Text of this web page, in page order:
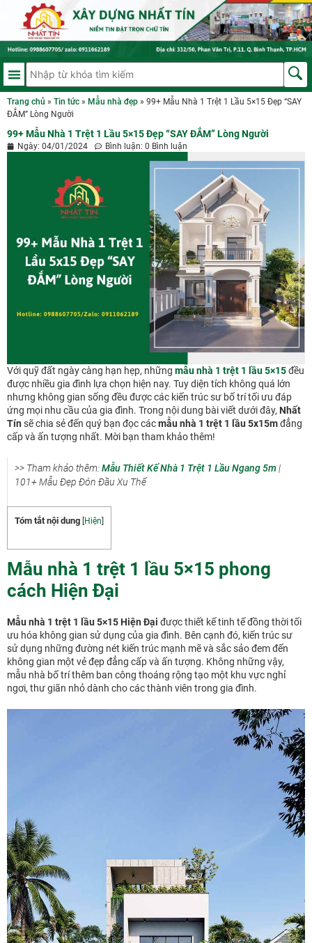
Trang chủ » Tin tức » Mẫu nhà đẹp » 99+ Mẫu Nhà 1 Trệt 1 Lầu 5×15 Đẹp “SAY
ĐẮM” Lòng Người
99+ Mẫu Nhà 1 Trệt 1 Lầu 5×15 Đẹp “SAY ĐẮM” Lòng Người
Ngày: 04/01/2024 Bình luận: 0 Bình luận
Với quỹ đất ngày càng hạn hẹp, những mẫu nhà 1 trệt 1 lầu 5×15đều
được nhiều gia đình lựa chọn hiện nay. Tuy diện tích không quá lớn
nhưng không gian sống đều được các kiến trúc sư bố trí tối ưu đáp
ứng mọi nhu cầu của gia đình. Trong nội dung bài viết dưới đây, Nhất
Tín sẽ chia sẻ đến quý bạn đọc cácmẫu nhà 1 trệt 1 lầu 5x15mđẳng
cấp và ấn tượng nhất. Mời bạn tham khảo thêm!
>> Tham khảo thêm:Mẫu Thiết Kế Nhà 1 Trệt 1 Lầu Ngang 5m |
101+ Mẫu Đẹp Đón Đầu Xu Thế
Tóm tắt nội dung Hiện
Mẫu nhà 1 trệt 1 lầu 5×15 phong
cách Hiện Đại
Mẫu nhà 1 trệt 1 lầu 5×15 Hiện Đại được thiết kế tinh tế đồng thời tối
ưu hóa không gian sử dụng của gia đình. Bên cạnh đó, kiến trúc sư
sử dụng những đường nét kiến trúc mạnh mẽ và sắc sảo đem đến
không gian một vẻ đẹp đẳng cấp và ấn tượng. Không những vậy,
mẫu nhà bố trí thêm ban công thoáng rộng tạo một khu vực nghỉ
ngơi, thư giãn nhỏ dành cho các thành viên trong gia đình.